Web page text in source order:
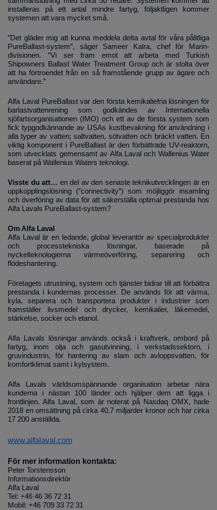
installeras på ett antal mindre fartyg, följaktligen kommer
systemen att vara mycket små.
”Det gläder mig att kunna meddela detta avtal för våra pålitliga
PureBallast-system”, säger Sameer Kalra, chef för Marin-
divisionen. ”Vi ser fram emot att arbeta med Turkish
Shipowners Ballast Water Treatment Group och är stolta över
att ha förtroendet från en så framstående grupp av ägare och
användare.”
Alfa Laval PureBallast var den första kemikaliefria lösningen för
barlastvattenrening som godkändes av Internationella
sjöfartsorganisationen (IMO) och ett av de första system som
fick typgodkännande av USAs kustbevakning för användning i
alla typer av vatten; saltvatten, sötvatten och bräckt vatten. En
viktig komponent i PureBallast är den förbättrade UV-reaktorn,
som utvecklats gemensamt av Alfa Laval och Wallenius Water
baserat på Wallenius Waters teknologi.
Visste du att… en del av den senaste teknikutvecklingen är en
uppkopplingslösning (”connectivity”) som möjliggör insamling
och överföring av data för att säkerställa optimal prestanda hos
Alfa Lavals PureBallast-system?
Om Alfa Laval
Alfa Laval är en ledande, global leverantör av specialprodukter
och processtekniska lösningar, baserade på
nyckelteknologierna värmeöverföring, separering och
flödeshantering.
Företagets utrustning, system och tjänster bidrar till att förbättra
prestanda i kundernas processer. De används för att värma,
kyla, separera och transportera produkter i industrier som
framställer livsmedel och drycker, kemikalier, läkemedel,
stärkelse, socker och etanol.
Alfa Lavals lösningar används också i kraftverk, ombord på
fartyg, inom olja och gasutvinning, i verkstadssektorn, i
gruvindustrin, för hantering av slam och avloppsvatten, för
komfortklimat samt i kylsystem.
Alfa Lavals världsomspännande organisation arbetar nära
kunderna i nästan 100 länder och hjälper dem att ligga i
frontlinjen. Alfa Laval, som är noterat på Nasdaq OMX, hade
2018 en omsättning på cirka 40,7 miljarder kronor och har cirka
17 200 anställda.
www.alfalaval.com
För mer information kontakta:
Peter Torstensson
Informationsdirektör
Alfa Laval
Tel: +46 46 36 72 31
Mobil: +46 709 33 72 31